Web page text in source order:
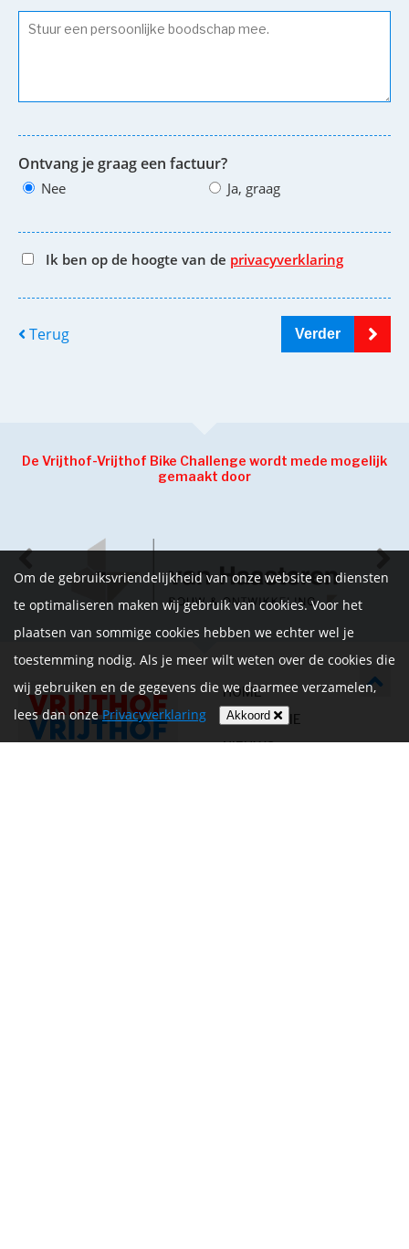
Ontvang je graag een factuur?
Nee Ja, graag
Ik ben op de hoogte van de privacyverklaring
Terug Verder
De Vrijthof-Vrijthof Bike Challenge wordt mede mogelijk
gemaakt door
HOME
INFORMATIE
NIEUWS
Om de gebruiksvriendelijkheid van onze website en diensten
te optimaliseren maken wij gebruik van cookies. Voor het
plaatsen van sommige cookies hebben we echter wel je
toestemming nodig. Als je meer wilt weten over de cookies die
wij gebruiken en de gegevens die we daarmee verzamelen,
lees dan onzePrivacyverklaring Akkoord